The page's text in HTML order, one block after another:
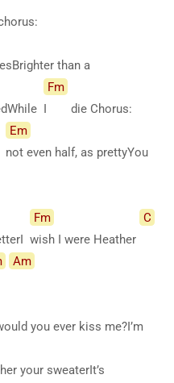
than a
Fm
I
die Chorus:
Em
not even half, as prettyYou
Fm
wish I were Heather
C
Am
you ever kiss me?I’m
your sweaterIt’s